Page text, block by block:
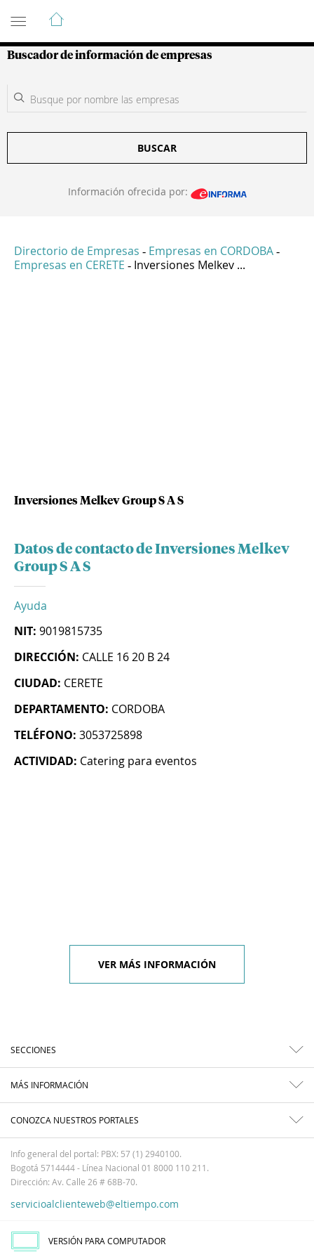
Guía de Empresas Colombianas
Buscador de información de empresas
BUSCAR
Información ofrecida por:
Directorio de Empresas - Empresas en CORDOBA -
Empresas en CERETE - Inversiones Melkev ...
Inversiones Melkev Group S A S
Datos de contacto de Inversiones Melkev
Group S A S
Ayuda
NIT: 9019815735
DIRECCIÓN: CALLE 16 20 B 24
CIUDAD: CERETE
DEPARTAMENTO: CORDOBA
TELÉFONO: 3053725898
ACTIVIDAD: Catering para eventos
VER MÁS INFORMACIÓN
SECCIONES
MÁS INFORMACIÓN
CONOZCA NUESTROS PORTALES
Info general del portal: PBX: 57 (1) 2940100.
Bogotá 5714444 - Línea Nacional 01 8000 110 211.
Dirección: Av. Calle 26 # 68B-70.
servicioalclienteweb@eltiempo.com
VERSIÓN PARA COMPUTADOR